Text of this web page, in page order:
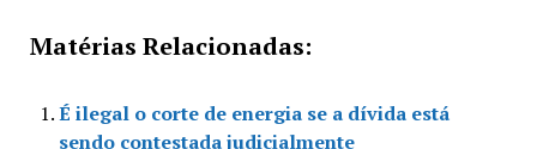
Matérias Relacionadas:
É ilegal o corte de energia se a dívida está
sendo contestada judicialmente